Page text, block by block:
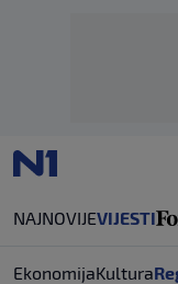
NAJNOVIJEVIJESTI
EkonomijaKultura